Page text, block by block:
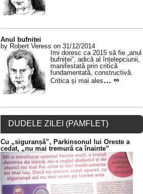
Anul bufniței
by Robert Veress on 31/12/2014
Îmi doresc ca 2015 să fie „anul
bufniței”, adică al înțelepciunii,
manifestată prin critică
fundamentată, constructivă.
Critica și mai ales… ∞
DUDELE ZILEI (PAMFLET)
Cu „siguranșă”, Parkinsonul lui Oreste a
cedat, „nu mai tremură ca înainte”